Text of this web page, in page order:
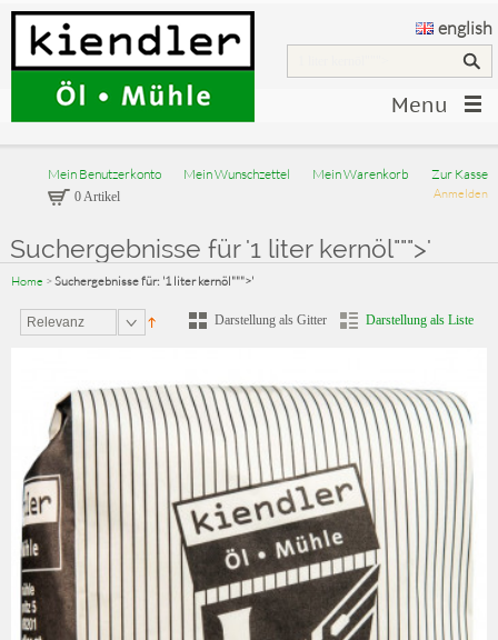
english
Menu
Mein Benutzerkonto Mein Wunschzettel Mein Warenkorb Zur Kasse
Anmelden
0 Artikel
Suchergebnisse für '1 liter kernöl""">'
Home > Suchergebnisse für: '1 liter kernöl""">'
Relevanz Darstellung als Gitter Darstellung als Liste